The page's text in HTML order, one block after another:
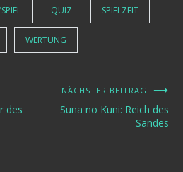
QUIZ SPIELZEIT
WERTUNG
des
NÄCHSTER BEITRAG
Suna no Kuni: Reich des
Sandes